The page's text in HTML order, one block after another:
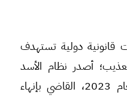
قانونية دولية تستهدف
أصدر نظام الأسد
المرسوم التشريعي 32 لعام 2023، القاضي بإنهاء